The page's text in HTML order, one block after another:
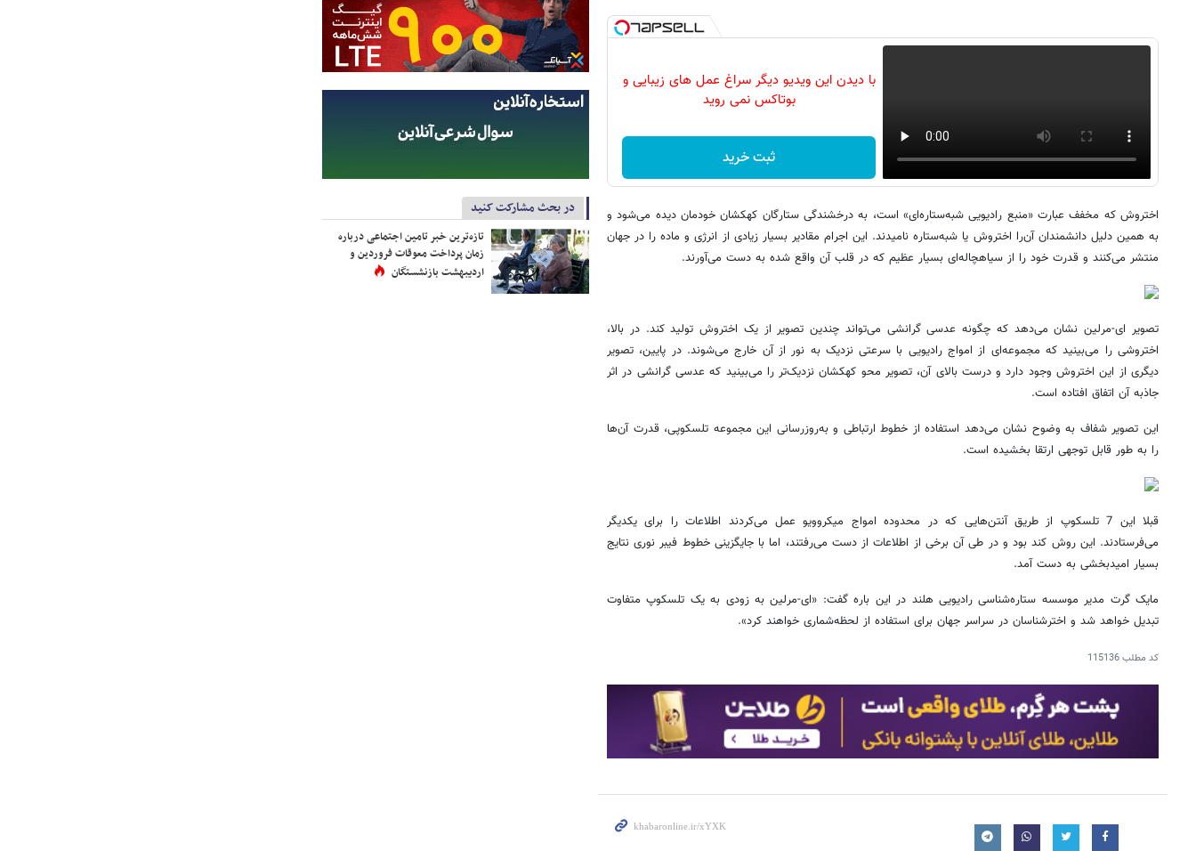
با دیدن این ویدیو دیگر سراغ عمل های زیبایی و
بوتاکس نمی روید
ثبت خرید
اختروش که مخفف عبارت «منبع رادیویی شبه‌ستاره‌ای» است، به درخشندگی ستارگان کهکشان خودمان دیده می‌شود و
به همین دلیل دانشمندان آن‌را اختروش یا شبه‌ستاره نامیدند. این اجرام مقادیر بسیار زیادی از انرژی و ماده را در جهان
منتشر می‌کنند و قدرت خود را از سیاهچاله‌ای بسیار عظیم که در قلب آن واقع شده به دست می‌آورند.
تصویر ای-مرلین نشان می‌دهد که چگونه عدسی گرانشی می‌تواند چندین تصویر از یک اختروش تولید کند. در بالا،
اختروشی را می‌بینید که مجموعه‌ای از امواج رادیویی با سرعتی نزدیک به نور از آن خارج می‌شوند. در پایین، تصویر
دیگری از این اختروش وجود دارد و درست بالای آن، تصویر محو کهکشان نزدیک‌تر را می‌بینید که عدسی گرانشی در اثر
جاذبه آن اتفاق افتاده است.
این تصویر شفاف به وضوح نشان می‌دهد استفاده از خطوط ارتباطی و به‌روزرسانی این مجموعه تلسکوپی، قدرت آن‌ها
را به طور قابل توجهی ارتقا بخشیده است.
قبلا این 7 تلسکوپ از طریق آنتن‌هایی که در محدوده امواج میکروویو عمل می‌کردند اطلاعات را برای یکدیگر
می‌فرستادند. این روش کند بود و در طی آن برخی از اطلاعات از دست می‌رفتند، اما با جایگزینی خطوط فیبر نوری نتایج
بسیار امیدبخشی به دست آمد.
مایک گرت مدیر موسسه ستاره‌شناسی رادیویی هلند در این باره گفت: «ای-‌مرلین به زودی به یک تلسکوپ متفاوت
تبدیل خواهد شد و اخترشناسان در سراسر جهان برای استفاده از لحظه‌شماری خواهند کرد».
کد مطلب115136
در بحث مشارکت کنید
تازه‌ترین خبر تامین اجتماعی درباره
زمان پرداخت معوقات فروردین و
اردیبهشت بازنشستگان